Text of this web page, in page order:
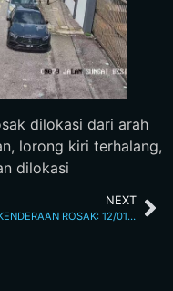
dilokasi dari arah
lorong kiri terhalang,
dilokasi
NEXT
INFO KENDERAAN ROSAK: 12/01/2026 02.40PM MRR2